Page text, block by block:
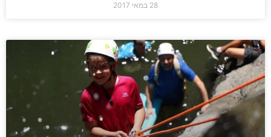
28 במאי 2017